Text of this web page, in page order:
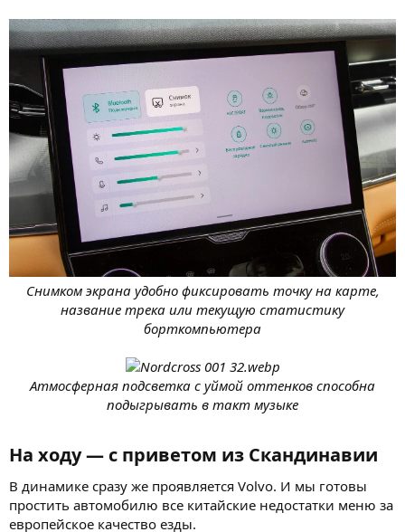
Снимком экрана удобно фиксировать точку на карте,
название трека или текущую статистику
борткомпьютера
Атмосферная подсветка с уймой оттенков способна
подыгрывать в такт музыке
На ходу — с приветом из Скандинавии​
В динамике сразу же проявляется Volvo. И мы готовы
простить автомобилю все китайские недостатки меню за
европейское качество езды.